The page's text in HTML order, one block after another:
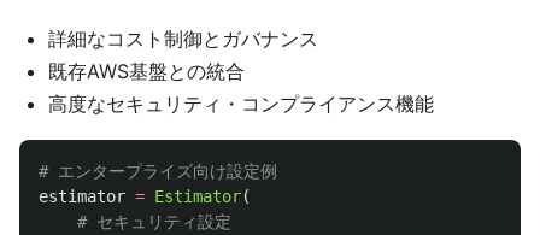
詳細なコスト制御とガバナンス
既存AWS基盤との統合
高度なセキュリティ・コンプライアンス機能
estimator = Estimator(